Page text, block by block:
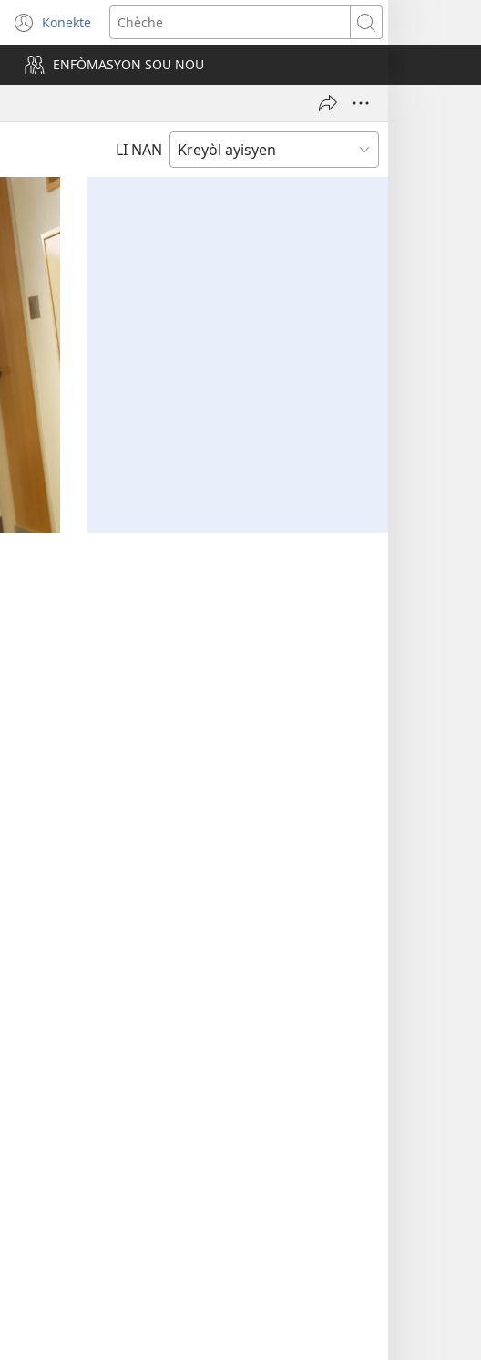
Konekte
(opens
new
window)
Chèche
ENFÒMASYON SOU NOU
LI NAN